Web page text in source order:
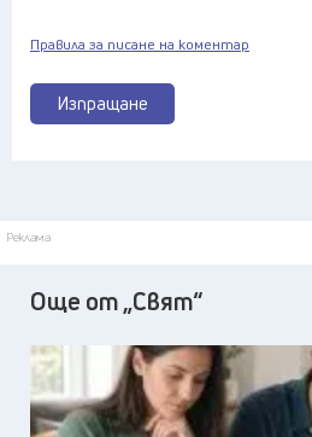
Изпращане
Правила за писане на коментар
Реклама
Още от „Свят“